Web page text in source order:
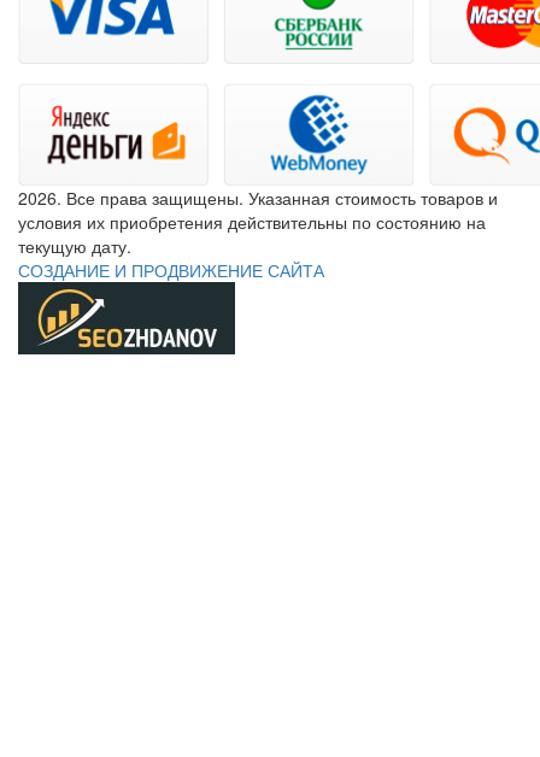
2026. Все права защищены. Указанная стоимость товаров и
условия их приобретения действительны по состоянию на
текущую дату.
СОЗДАНИЕ И ПРОДВИЖЕНИЕ САЙТА